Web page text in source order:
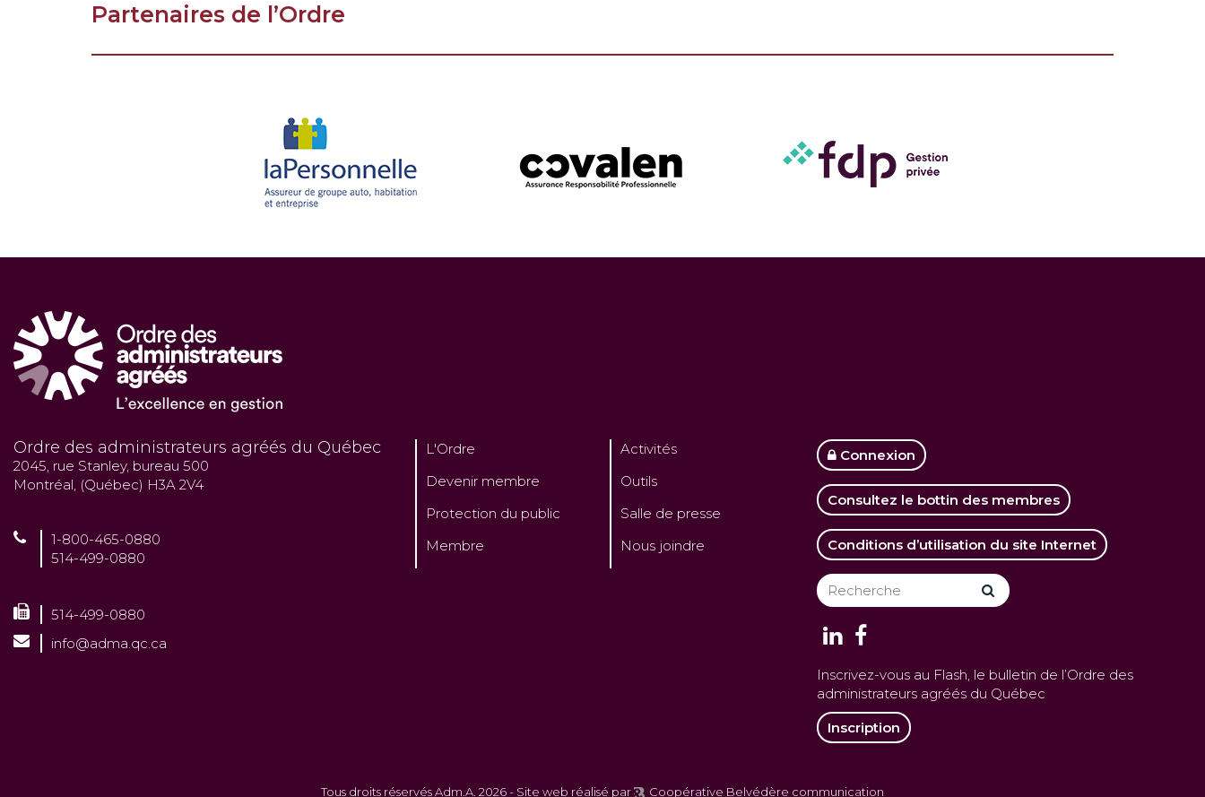
Partenaires de l’Ordre
Ordre des administrateurs agréés du Québec
2045, rue Stanley, bureau 500
Montréal, (Québec) H3A 2V4
1-800-465-0880
514-499-0880
514-499-0880
info@adma.qc.ca
L'Ordre
Devenir membre
Protection du public
Membre
Activités
Outils
Salle de presse
Nous joindre
Connexion
Consultez le bottin des membres
Conditions d’utilisation du site Internet
Inscrivez-vous au Flash, le bulletin de l’Ordre des
administrateurs agréés du Québec
Inscription
Tous droits réservés Adm.A. 2026 - Site web réalisé par Coopérative Belvédère communication